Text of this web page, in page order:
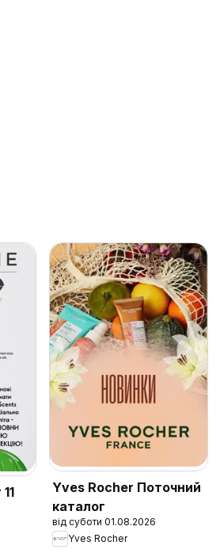
Yves Rocher Поточний
каталог
від суботи 01.08.2026
Yves Rocher